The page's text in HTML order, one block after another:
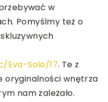
w
Pomyślmy też o
Solo/17. Te z
oryginalności wnętrza
nam zależało.